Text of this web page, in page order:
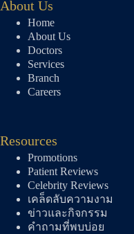
About Us
Home
About Us
Doctors
Services
Branch
Careers
Resources
Promotions
Patient Reviews
Celebrity Reviews
เคล็ดลับความงาม
ข่าวและกิจกรรม
คำถามที่พบบ่อย